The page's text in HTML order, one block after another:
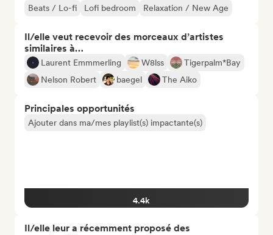
Beats / Lo-fi Lofi bedroom Relaxation / New Age
Il/elle veut recevoir des morceaux d’artistes
similaires à…
Laurent Emmmerling W8lss
Tigerpalm*Bay
Nelson Robert
baegel The Aiko
Principales opportunités
Ajouter dans ma/mes playlist(s) impactante(s)
4.4k
Il/elle leur a récemment proposé des